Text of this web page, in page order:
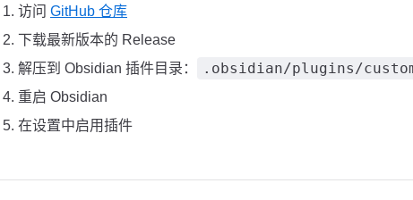
访问 GitHub 仓库
下载最新版本的 Release
解压到 Obsidian 插件目录：
.obsidian/plugins/
重启 Obsidian
在设置中启用插件